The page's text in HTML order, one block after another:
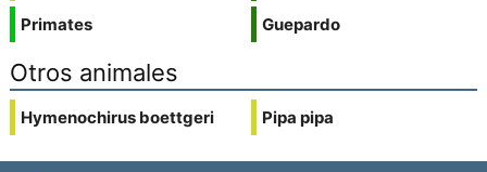
Primates
Guepardo
Otros animales
Hymenochirus boettgeri Pipa pipa